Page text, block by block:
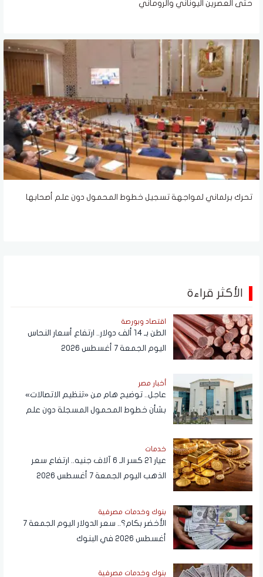
حتى العصرين اليوناني والروماني
تحرك برلماني لمواجهة تسجيل خطوط المحمول دون علم أصحابها
الأكثر قراءة
اقتصاد وبورصة
الطن بـ 14 ألف دولار.. ارتفاع أسعار النحاس
اليوم الجمعة 7 أغسطس 2026
أخبار مصر
عاجل.. توضيح هام من «تنظيم الاتصالات»
بشأن خطوط المحمول المسجلة دون علم
خدمات
عيار 21 كسر الـ 6 آلاف جنيه.. ارتفاع سعر
الذهب اليوم الجمعة 7 أغسطس 2026
بنوك وخدمات مصرفية
الأخضر بكام؟.. سعر الدولار اليوم الجمعة 7
أغسطس 2026 في البنوك
بنوك وخدمات مصرفية